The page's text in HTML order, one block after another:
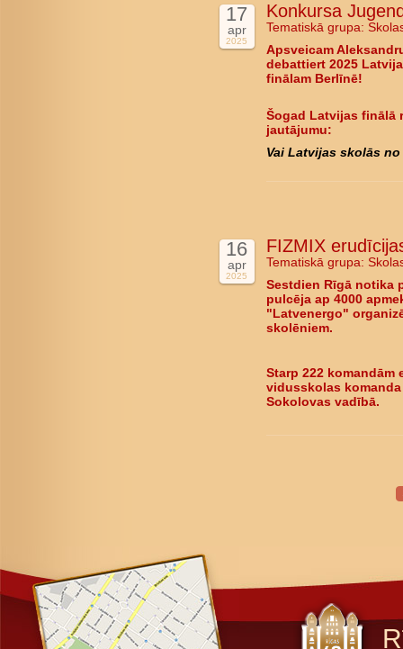
17
apr
2025
Konkursa
Tematiskā grupa:
Apsveicam
debattiert 2025
finālam Berlīnē!
Šogad Latvijas finālā
jautājumu:
Vai Latvijas skolās
16
apr
2025
FIZMIX
Tematiskā grupa:
Sestdien Rīgā notika
pulcēja ap 4000
"Latvenergo"
skolēniem.
Starp 222 komandām
vidusskolas
Sokolovas vadībā.